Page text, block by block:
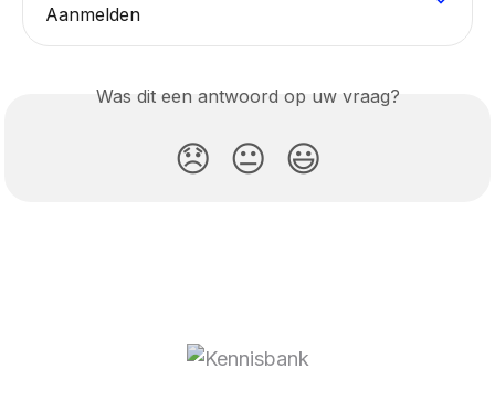
Aanmelden
Was dit een antwoord op uw vraag?
😞 😐 😃